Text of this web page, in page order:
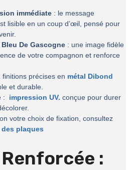
immédiate : le message
lisible en un coup d’œil, pensé pour
Bleu De Gascogne : une image fidèle
de votre compagnon et renforce
précises en métal Dibond
et durable.
:
impression UV. conçue pour durer
votre choix de fixation, consultez
plaques
: